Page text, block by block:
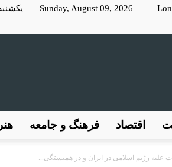
Sunday, August 09, 2026 یکشنبه, ۱۸ مرداد ۱۴۰۵
فرهنگ و جامعه اقتصاد